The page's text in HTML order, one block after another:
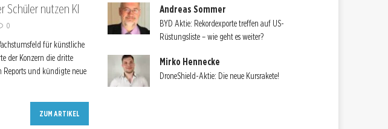
Schüler nutzen KI
0
für künstliche
der Konzern die dritte
Reports und kündigte neue
ZUM ARTIKEL
Andreas Sommer
BYD Aktie: Rekordexporte treffen auf US-
Rüstungsliste – wie geht es weiter?
Mirko Hennecke
DroneShield-Aktie: Die neue Kursrakete!